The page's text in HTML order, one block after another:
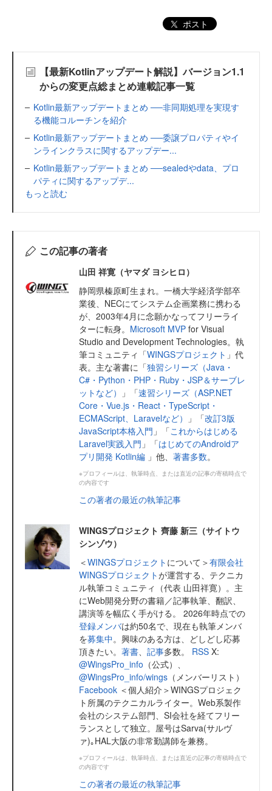
ポスト
【最新Kotlinアップデート解説】バージョン1.1
からの変更点総まとめ連載記事一覧
Kotlin最新アップデートまとめ ──非同期処理を実現す
る機能コルーチンを紹介
Kotlin最新アップデートまとめ ──委譲プロパティやイ
ンラインクラスに関するアップデー...
Kotlin最新アップデートまとめ ──sealedやdata、プロ
パティに関するアップデ...
もっと読む
この記事の著者
山田 祥寛（ヤマダ ヨシヒロ）
静岡県榛原町生まれ。一橋大学経済学部卒
業後、NECにてシステム企画業務に携わる
が、2003年4月に念願かなってフリーライ
ターに転身。 Microsoft MVP for Visual
Studio and Development Technologies。執
筆コミュニティ「WINGSプロジェクト 」代
表。主な著書に「独習シリーズ（Java・
C#・Python・PHP・Ruby・JSP＆サーブレ
ットなど）
」「速習シリーズ（ASP.NET
Core・Vue.js・React・TypeScript・
ECMAScript、Laravelなど）
」「改訂3版
JavaScript本格入門 」「これからはじめる
Laravel実践入門 」「はじめてのAndroidア
プリ開発 Kotlin編 」他、 著書多数。
※プロフィールは、執筆時点、または直近の記事の寄稿時点で
の内容です
この著者の最近の執筆記事
WINGSプロジェクト 齊藤 新三（サイトウ
シンゾウ）
＜WINGSプロジェクト について＞有限会社
WINGSプロジェクトが運営する、テクニカ
ル執筆コミュニティ（代表 山田祥寛）。主
にWeb開発分野の書籍／記事執筆、翻訳、
講演等を幅広く手がける。 2026年時点での
登録メンバは約50名で、現在も執筆メンバ
を募集中。興味のある方は、どしどし応募
頂きたい。 著書、 記事多数。 RSS X:
@WingsPro_info （公式）、
@WingsPro_info/wings （メンバーリスト）
Facebook ＜個人紹介＞WINGSプロジェク
ト所属のテクニカルライター。Web系製作
会社のシステム部門、SI会社を経てフリー
ランスとして独立。屋号はSarva(サルヴ
ァ)｡HAL大阪の非常勤講師を兼務。
※プロフィールは、執筆時点、または直近の記事の寄稿時点で
の内容です
この著者の最近の執筆記事